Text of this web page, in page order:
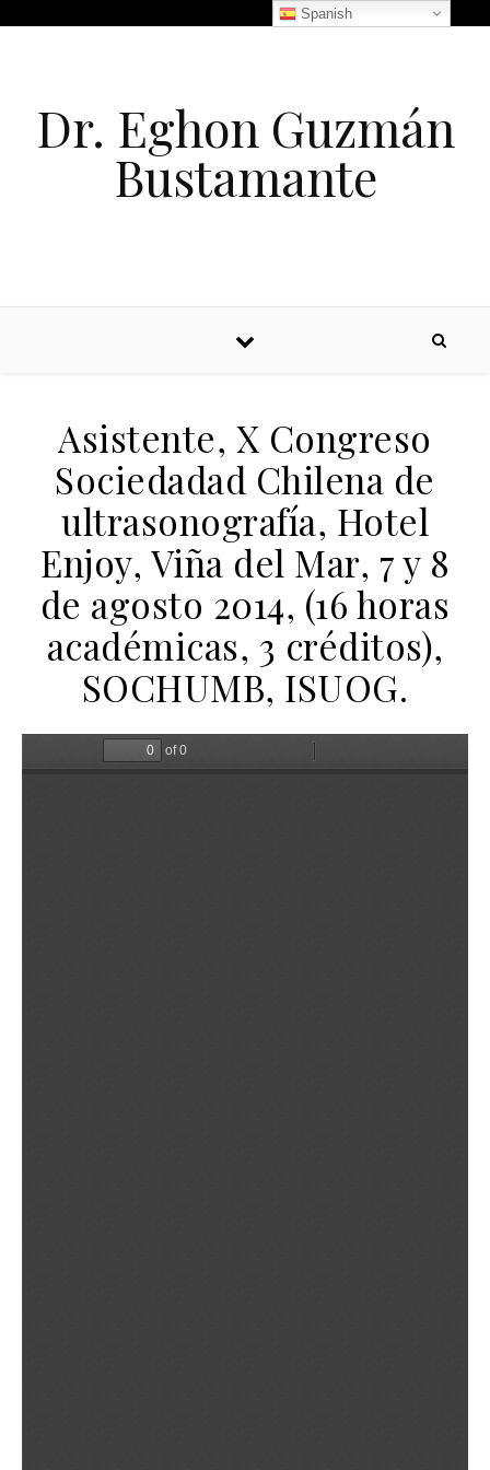
Dr. Eghon Guzmán
Bustamante
Asistente, X Congreso
Sociedadad Chilena de
ultrasonografía, Hotel
Enjoy, Viña del Mar, 7 y 8
de agosto 2014, (16 horas
académicas, 3 créditos),
SOCHUMB, ISUOG.
Spanish